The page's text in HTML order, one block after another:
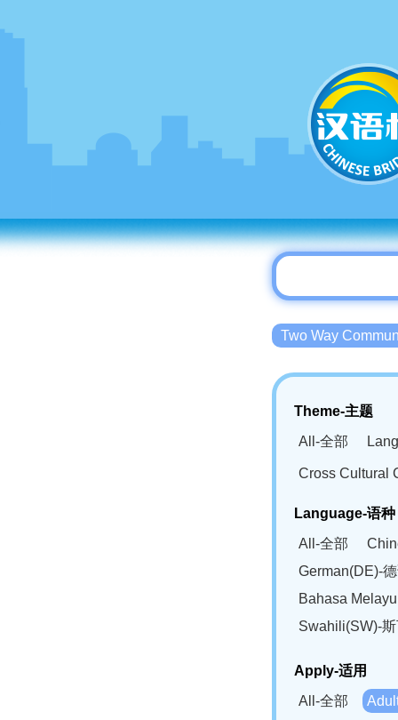
Two Way
Theme-主题
All-全部
Cross Cultural
Language-语种
All-全部
German(DE)-
Bahasa
Swahili(SW)-
Apply-适用
All-全部